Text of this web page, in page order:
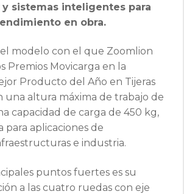
sistemas inteligentes para
en obra.
el modelo con el que Zoomlion
Premios Movicarga en la
Producto del Año en Tijeras
una altura máxima de trabajo de
capacidad de carga de 450 kg,
para aplicaciones de
e industria.
puntos fuertes es su
a las cuatro ruedas con eje